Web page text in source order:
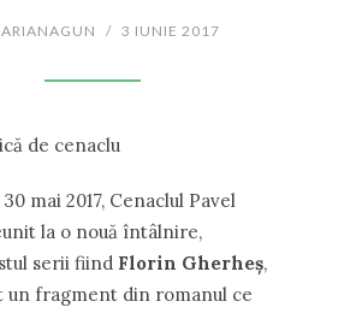
/ 3 IUNIE 2017
de cenaclu
mai 2017, Cenaclul Pavel
la o nouă întâlnire,
serii fiind Florin Gherheș,
un fragment din romanul ce